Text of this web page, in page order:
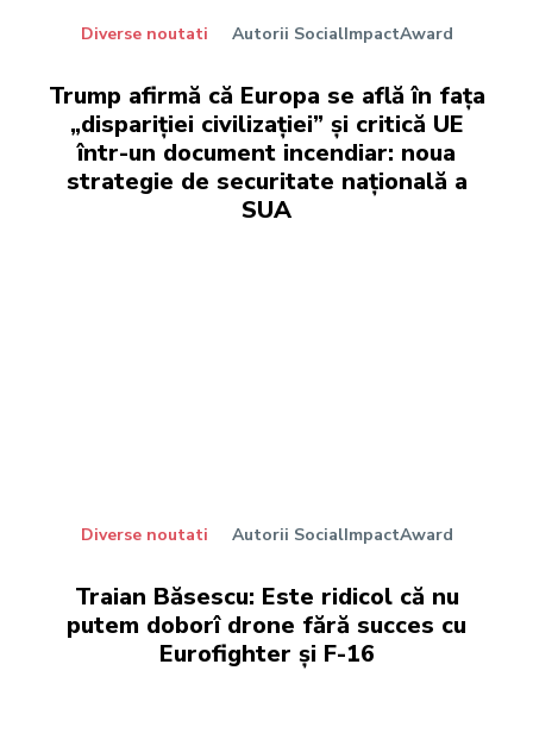
Diverse noutati Autorii SocialImpactAward
Trump afirmă că Europa se află în fața
„dispariției civilizației” și critică UE
într-un document incendiar: noua
strategie de securitate națională a
SUA
Diverse noutati Autorii SocialImpactAward
Traian Băsescu: Este ridicol că nu
putem doborî drone fără succes cu
Eurofighter și F-16